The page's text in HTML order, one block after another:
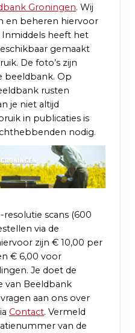
Groningen. Wij
en beheren hiervoor
Inmiddels heeft het
gemaakt
De foto’s zijn
beeldbank. Op
rusten
je niet altijd
in publicaties is
nodig.
scans (600
via de
zijn € 10,00 per
€ 6,00 voor
Je doet de
van Beeldbank
aan ons over
Contact. Vermeld
van de